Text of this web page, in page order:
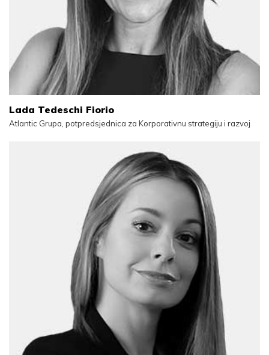
Lada Tedeschi Fiorio
Atlantic Grupa, potpredsjednica za Korporativnu strategiju i razvoj